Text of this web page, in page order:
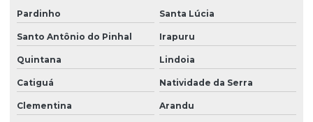
Pardinho Santa Lúcia
Santo Antônio do Pinhal Irapuru
Quintana Lindoia
Catiguá Natividade da Serra
Clementina Arandu